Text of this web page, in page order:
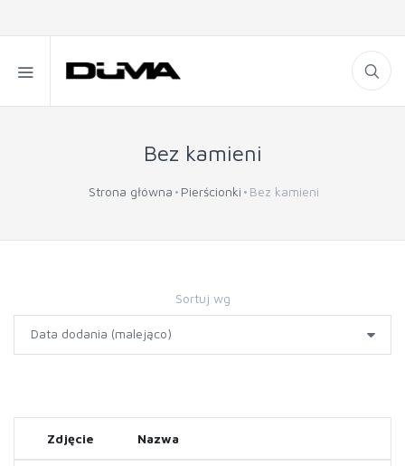
Bez kamieni
Strona główna Pierścionki Bez kamieni
Sortuj wg
Zdjęcie Nazwa